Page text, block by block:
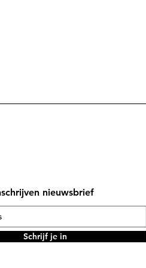
nieuwsbrief
Schrijf je in